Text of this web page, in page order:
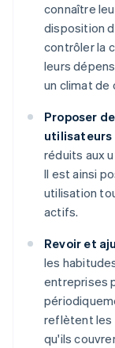
connaître
disposition
contrôler la
leurs
un climat de
Proposer
utilisateurs
réduits aux
Il est ainsi
utilisation
actifs.
Revoir et
les
entreprises
reflètent les
qu'ils